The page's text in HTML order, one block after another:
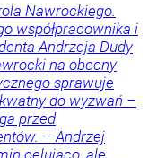
Nawrockiego.
współpracownika i
Andrzeja Dudy
na obecny
sprawuje
do wyzwań –
przed
– Andrzej
celująco, ale